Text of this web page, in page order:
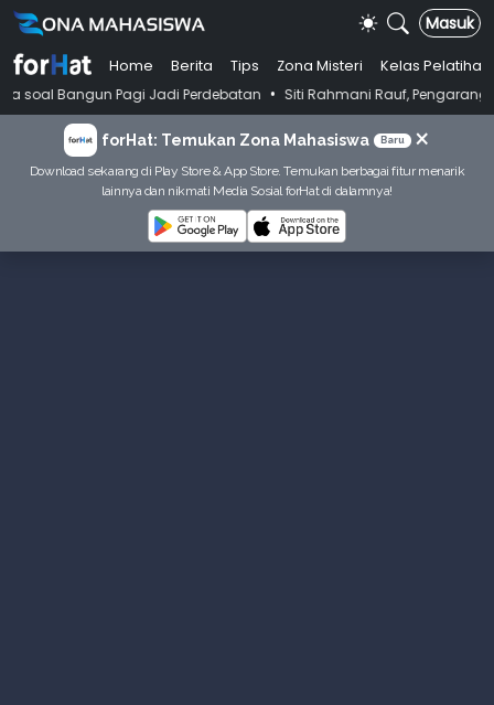
Masuk
Home Berita Tips Zona Misteri
Kelas Pelatihan
Pagi Jadi Perdebatan • Siti Rahmani Rauf, Pengarang Buku
forHat: Temukan Zona Mahasiswa Baru ×
Download sekarang di Play Store & App Store. Temukan berbagai fitur menarik
lainnya dan nikmati Media Sosial forHat di dalamnya!